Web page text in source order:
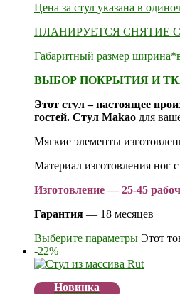
Цена за стул указана в
ПЛАНИРУЕТСЯ СНЯТИЕ
Габаритный размер
ВЫБОР ПОКРЫТИЯ И
Этот стул – настоящее
гостей. Стул Makao для
Мягкие элементы
Материал изготовления ног
Изготовление — 25-45
Гарантия — 18 месяцев
Выберите параметры Этот
-22%
Новинка